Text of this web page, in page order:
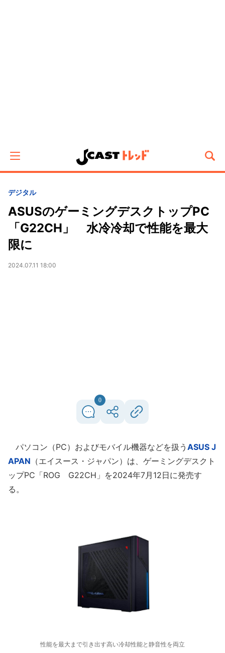
デジタル
ASUSのゲーミングデスクトップPC
「G22CH」 水冷冷却で性能を最大
限に
2024.07.11 18:00
0
パソコン（PC）およびモバイル機器などを扱う ASUS J
APAN （エイスース・ジャパン）は、ゲーミングデスクト
ップPC「ROG G22CH」を2024年7月12日に発売す
る。
性能を最大まで引き出す高い冷却性能と静音性を両立